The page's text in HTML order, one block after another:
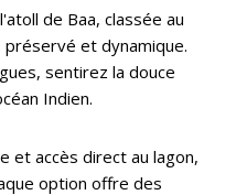
de Baa, classée au
préservé et dynamique.
sentirez la douce
Indien.
et accès direct au lagon,
option offre des